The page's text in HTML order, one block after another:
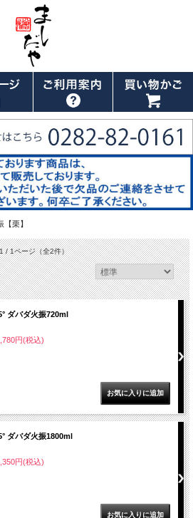
栗】
/ 1ページ（全2件）
ダバダ火振720ml
円(税込)
ダバダ火振1800ml
円(税込)